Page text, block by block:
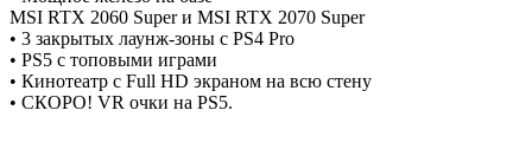
MSI RTX 2060 Super и MSI RTX 2070 Super
• 3 закрытых лаунж-зоны с PS4 Pro
• PS5 с топовыми играми
• Кинотеатр с Full HD экраном на всю стену
• СКОРО! VR очки на PS5.